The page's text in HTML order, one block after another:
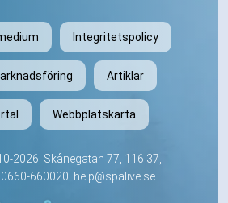
Integritetspolicy
Artiklar
Webbplatskarta
2026. Skånegatan 77, 116 37,
0660-660020 help@spalive.se